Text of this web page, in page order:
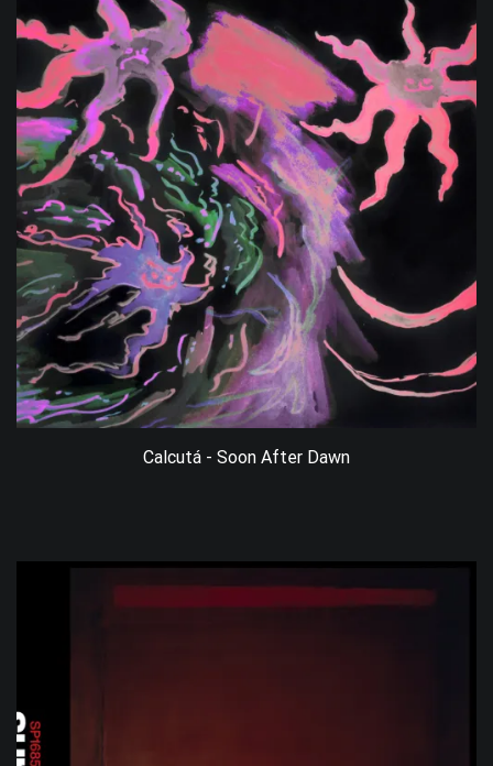
Calcutá - Soon After Dawn